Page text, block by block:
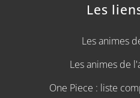
Les
Les animes
Les animes de
One Piece : liste